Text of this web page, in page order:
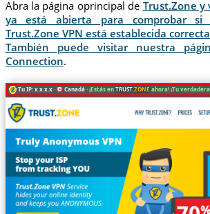
Abra la página oprincipal de Trust.Zone y
ya está abierta para comprobar si
Trust.Zone VPN está establecida
También puede visitar nuestra
Connection.
Tu IP: x.x.x.x · Canadá ·¡Estás enTRUST.ZONE ahora! ¡Tu